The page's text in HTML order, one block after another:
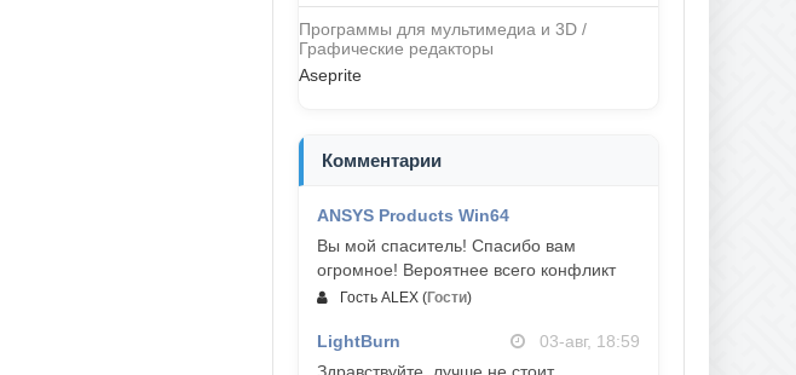
Программы для мультимедиа и 3D /
Графические редакторы
Aseprite
Комментарии
ANSYS Products Win64
Вы мой спаситель! Спасибо вам
огромное! Вероятнее всего конфликт
Гость ALEX (Гости)
LightBurn
03-авг, 18:59